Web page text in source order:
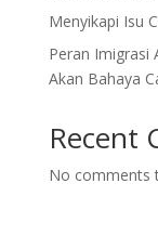
Menyikapi Isu
Peran Imigrasi
Akan Bahaya
Recent
No comments